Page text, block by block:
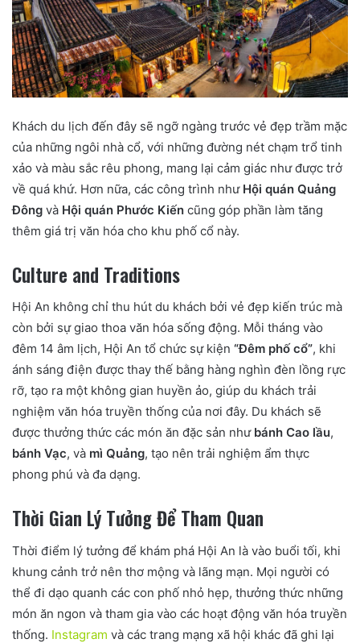
Khách du lịch đến đây sẽ ngỡ ngàng trước vẻ đẹp trầm mặc
của những ngôi nhà cổ, với những đường nét chạm trổ tinh
xảo và màu sắc rêu phong, mang lại cảm giác như được trở
về quá khứ. Hơn nữa, các công trình như Hội quán Quảng
Đông và Hội quán Phước Kiến cũng góp phần làm tăng
thêm giá trị văn hóa cho khu phố cổ này.
Culture and Traditions
Hội An không chỉ thu hút du khách bởi vẻ đẹp kiến trúc mà
còn bởi sự giao thoa văn hóa sống động. Mỗi tháng vào
đêm 14 âm lịch, Hội An tổ chức sự kiện “Đêm phố cổ”, khi
ánh sáng điện được thay thế bằng hàng nghìn đèn lồng rực
rỡ, tạo ra một không gian huyền ảo, giúp du khách trải
nghiệm văn hóa truyền thống của nơi đây. Du khách sẽ
được thưởng thức các món ăn đặc sản như bánh Cao lầu,
bánh Vạc, và mì Quảng, tạo nên trải nghiệm ẩm thực
phong phú và đa dạng.
Thời Gian Lý Tưởng Để Tham Quan
Thời điểm lý tưởng để khám phá Hội An là vào buổi tối, khi
khung cảnh trở nên thơ mộng và lãng mạn. Mọi người có
thể đi dạo quanh các con phố nhỏ hẹp, thưởng thức những
món ăn ngon và tham gia vào các hoạt động văn hóa truyền
thống. Instagram và các trang mạng xã hội khác đã ghi lại